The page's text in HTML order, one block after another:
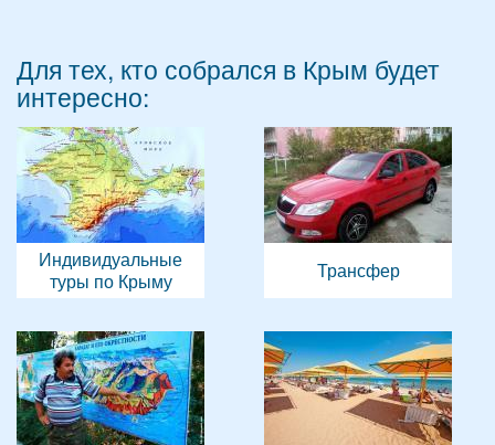
Для тех, кто собрался в Крым будет
интересно:
Индивидуальные
туры по Крыму
Трансфер